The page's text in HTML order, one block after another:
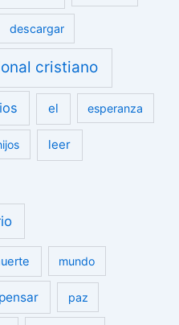
descargar
cristiano
el esperanza
leer
mundo
paz